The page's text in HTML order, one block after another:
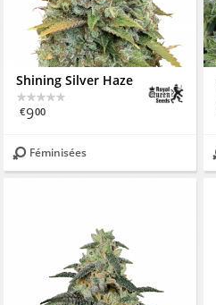
Shining Silver Haze
€900
Féminisées